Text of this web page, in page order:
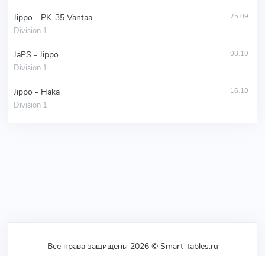
Jippo - PK-35 Vantaa
Division 1
25.09
JaPS - Jippo
Division 1
08.10
Jippo - Haka
Division 1
16.10
Все права защищены 2026 © Smart-tables.ru